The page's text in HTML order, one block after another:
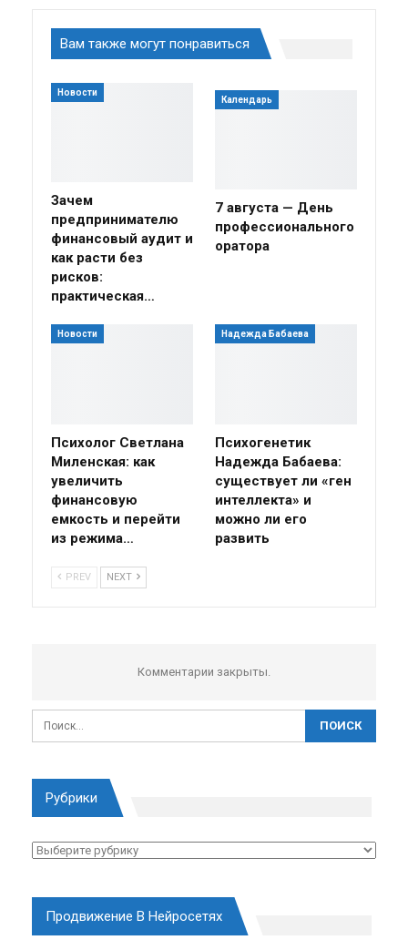
Вам также могут понравиться
Новости
Зачем
предпринимателю
финансовый аудит и
как расти без
рисков:
практическая…
Календарь
7 августа — День
профессионального
оратора
Новости
Психолог Светлана
Миленская: как
увеличить
финансовую
емкость и перейти
из режима…
Надежда Бабаева
Психогенетик
Надежда Бабаева:
существует ли «ген
интеллекта» и
можно ли его
развить
PREV NEXT
Комментарии закрыты.
Рубрики
Рубрики
Продвижение В Нейросетях